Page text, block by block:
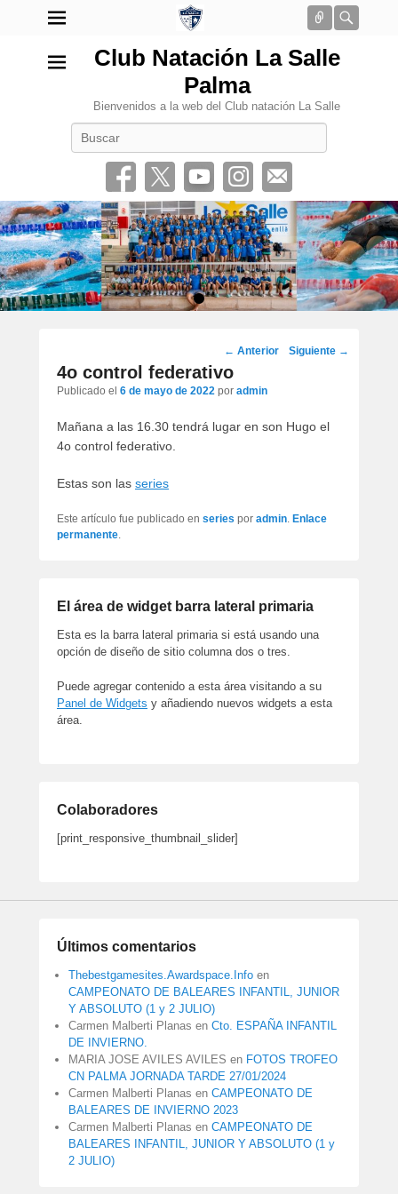
Conectar
Club Natación La Salle
Palma
Bienvenidos a la web del Club natación La Salle
•
Navegación
por
los
← Anterior Siguiente →
4o control federativo
Publicado el 6 de mayo de 2022 por admin
Mañana a las 16.30 tendrá lugar en son Hugo el
4o control federativo.
Estas son las series
Este artículo fue publicado en series por admin. Enlace
permanente.
El área de widget barra lateral primaria
Esta es la barra lateral primaria si está usando una
opción de diseño de sitio columna dos o tres.
Puede agregar contenido a esta área visitando a su
Panel de Widgets y añadiendo nuevos widgets a esta
área.
Colaboradores
[print_responsive_thumbnail_slider]
Últimos comentarios
Thebestgamesites.Awardspace.Info en
CAMPEONATO DE BALEARES INFANTIL, JUNIOR
Y ABSOLUTO (1 y 2 JULIO)
Carmen Malberti Planas en Cto. ESPAÑA INFANTIL
DE INVIERNO.
MARIA JOSE AVILES AVILES en FOTOS TROFEO
CN PALMA JORNADA TARDE 27/01/2024
Carmen Malberti Planas en CAMPEONATO DE
BALEARES DE INVIERNO 2023
Carmen Malberti Planas en CAMPEONATO DE
BALEARES INFANTIL, JUNIOR Y ABSOLUTO (1 y
2 JULIO)